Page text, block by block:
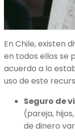
En Chile, existen
en todos ellos se
acuerdo a lo
uso de este
Seguro de
(pareja,
de dinero